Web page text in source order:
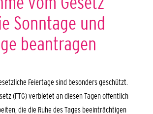
Sonntage und
beantragen
Feiertage sind besonders geschützt.
(FTG) verbietet an diesen Tagen öffentlich
die die Ruhe des Tages beeinträchtigen